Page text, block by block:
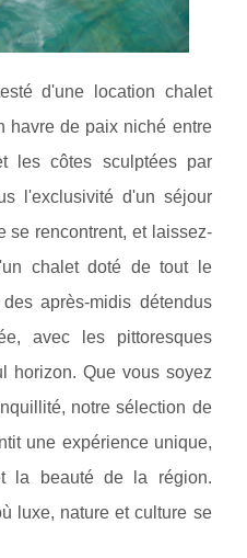
d'une location chalet
havre de paix niché entre
les côtes sculptées par
l'exclusivité d'un séjour
se rencontrent, et laissez-
chalet doté de tout le
après-midis détendus
avec les pittoresques
horizon. Que vous soyez
notre sélection de
une expérience unique,
la beauté de la région.
luxe, nature et culture se